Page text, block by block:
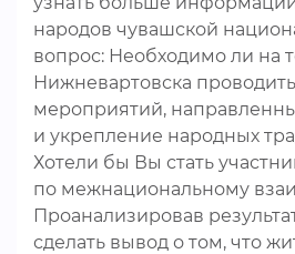
народов чувашской
вопрос: Необходимо ли на
Нижневартовска
мероприятий,
и укрепление народных
Хотели бы Вы стать
по межнациональному
Проанализировав
сделать вывод о том, что